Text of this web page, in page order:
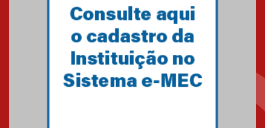
A HISTÓRIA DA FACULDADE
PRESBITERIANA MACKENZIE
RIO ATÉ À SUA NOVA UNIDADE,
EM BOTAFOGO
Novo E-book do Mackenzie Rio